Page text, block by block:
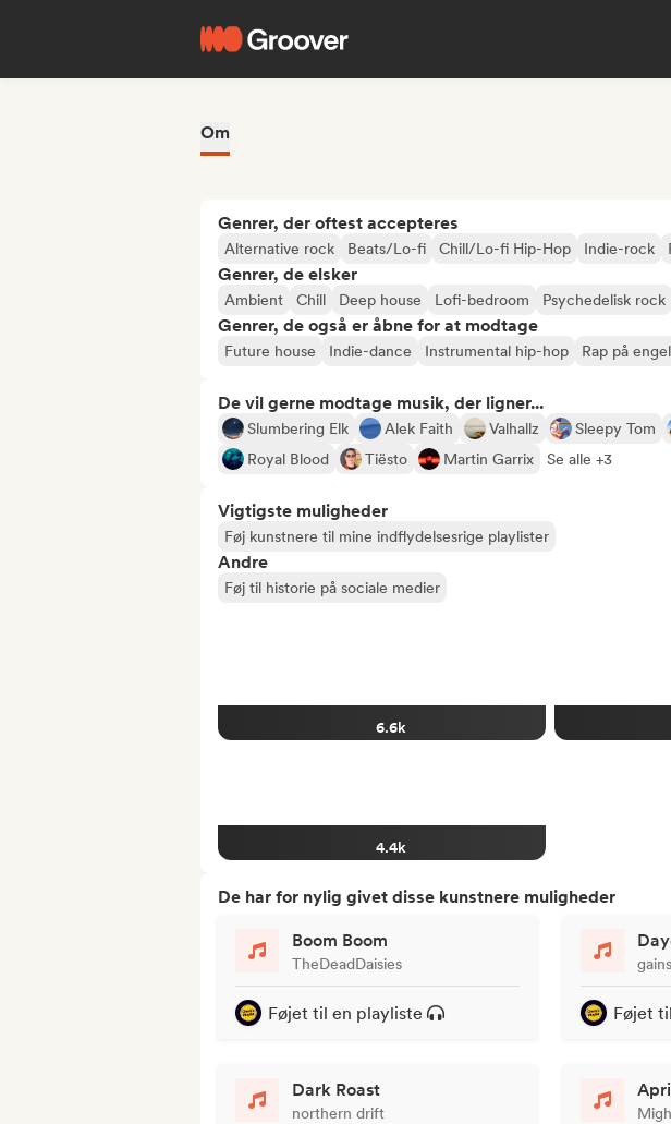
Om
Genrer, der oftest accepteres
Alternative rock Beats/Lo-fi Chill/Lo-fi Hip-Hop Indie-rock
Genrer, de elsker
Ambient Chill Deep house Lofi-bedroom Psychedelisk rock
Genrer, de også er åbne for at modtage
Future house Indie-dance Instrumental hip-hop Rap på
De vil gerne modtage musik, der ligner...
Slumbering Elk Alek Faith Valhallz Sleepy Tom
Royal Blood
Tiësto Martin Garrix Se alle +3
Vigtigste muligheder
Føj kunstnere til mine indflydelsesrige playlister
Andre
Føj til historie på sociale medier
6.6k
4.4k
De har for nylig givet disse kunstnere muligheder
Boom Boom
TheDeadDaisies
Føjet til en playliste Føjet
Dark Roast
northern drift